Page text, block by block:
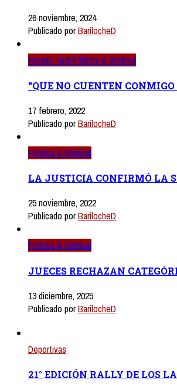
26 noviembre, 2024
Publicado porBarilocheD
Interes. Gral.Política & Sindical
“QUE NO CUENTEN
17 febrero, 2022
Publicado porBarilocheD
Política & Sindical
LA JUSTICIA CONFIRMÓ LA
25 noviembre, 2022
Publicado porBarilocheD
Política & Sindical
JUECES RECHAZAN
13 diciembre, 2025
Publicado porBarilocheD
Deportivas
21° EDICIÓN RALLY DE LOS